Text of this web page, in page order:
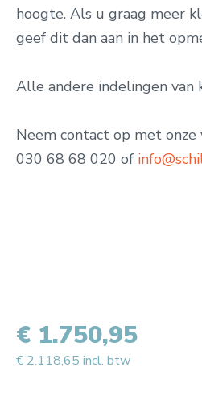
hoogte. Als u graag meer
geef dit dan aan in het
Alle andere indelingen van
Neem contact op met onze
030 68 68 020 of
€ 1.750,95
€ 2.118,65 incl. btw